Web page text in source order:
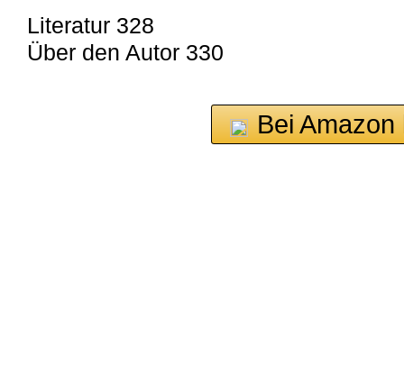
Literatur 328
Über den Autor 330
Bei Amazon